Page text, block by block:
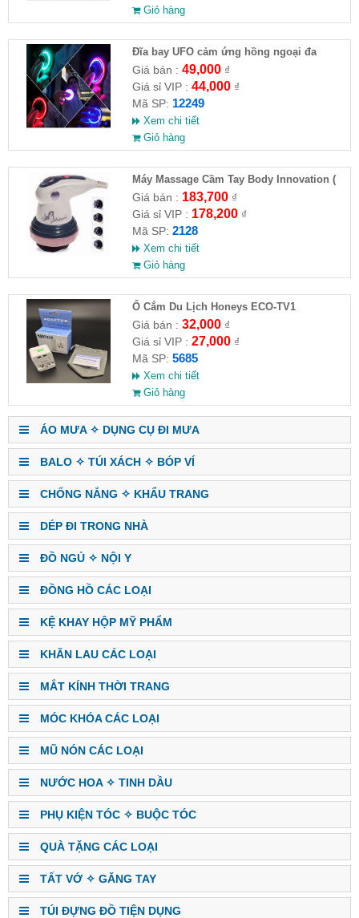
Giỏ hàng
Đĩa bay UFO cảm ứng hồng ngoại đa
chiều tự động bay về
Giá bán : 49,000₫
Giá sỉ VIP : 44,000₫
Mã SP: 12249
Xem chi tiết
Giỏ hàng
Máy Massage Cầm Tay Body Innovation (
HĐ )
Giá bán : 183,700₫
Giá sỉ VIP : 178,200₫
Mã SP: 2128
Xem chi tiết
Giỏ hàng
Ổ Cắm Du Lịch Honeys ECO-TV1
Giá bán : 32,000₫
Giá sỉ VIP : 27,000₫
Mã SP: 5685
Xem chi tiết
Giỏ hàng
ÁO MƯA ✧ DỤNG CỤ ĐI MƯA
BALO ✧ TÚI XÁCH ✧ BÓP VÍ
CHỐNG NẮNG ✧ KHẨU TRANG
DÉP ĐI TRONG NHÀ
ĐỒ NGỦ ✧ NỘI Y
ĐỒNG HỒ CÁC LOẠI
KỆ KHAY HỘP MỸ PHẨM
KHĂN LAU CÁC LOẠI
MẮT KÍNH THỜI TRANG
MÓC KHÓA CÁC LOẠI
MŨ NÓN CÁC LOẠI
NƯỚC HOA ✧ TINH DẦU
PHỤ KIỆN TÓC ✧ BUỘC TÓC
QUÀ TẶNG CÁC LOẠI
TẤT VỚ ✧ GĂNG TAY
TÚI ĐỰNG ĐỒ TIỆN DỤNG